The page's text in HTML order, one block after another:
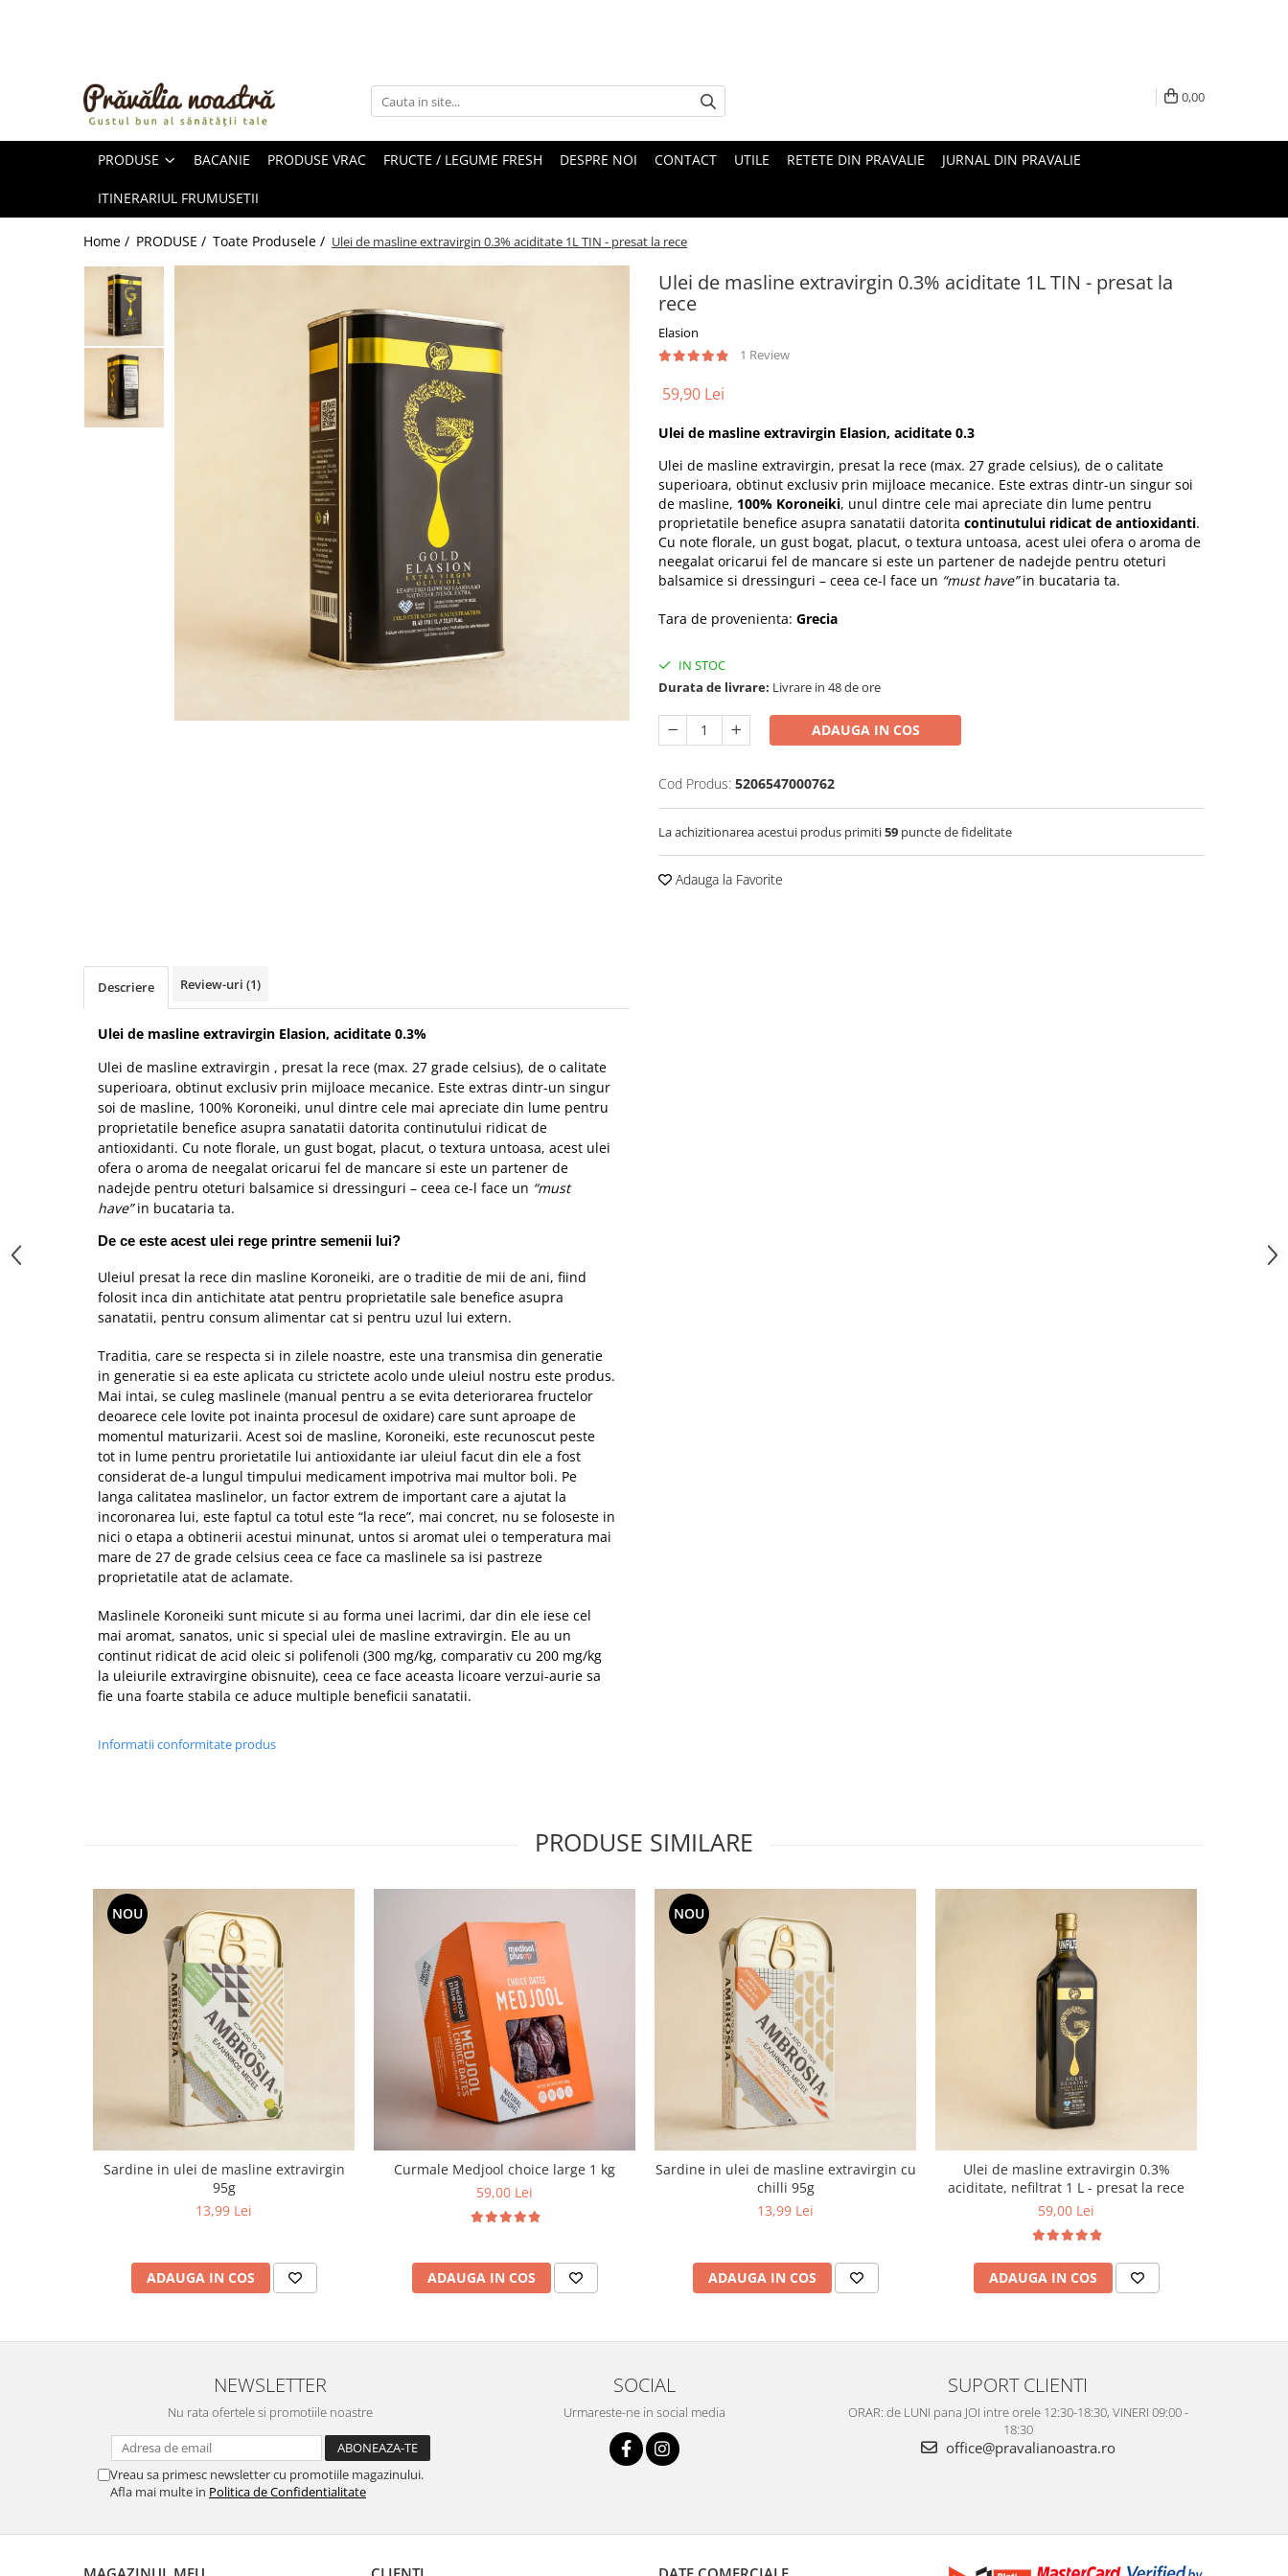
ULEIURI ȘI UNTURI
FRUCTE DESHIDRATATE
ÎNDULCITORI NATURALI / MIERE
FRUCTE LA CONSERVĂ
OȚETURI ȘI SOSURI
FĂINĂ FĂRĂ GLUTEN
BĂUTURI / LAPTE VEGETAL
OREZ ȘI CEREALE
0,00
PRODUSE BACANIE PRODUSE VRAC FRUCTE / LEGUME FRESH DESPRE NOI CONTACT UTILE RETETE DIN PRAVALIE JURNAL DIN PRAVALIE
ITINERARIUL FRUMUSETII
Home / PRODUSE / Toate Produsele / Ulei de masline extravirgin 0.3% aciditate 1L TIN - presat la rece
Ulei de masline extravirgin 0.3% aciditate 1L TIN - presat la
rece
Elasion
1 Review
59,90 Lei
Ulei de masline extravirgin Elasion, aciditate 0.3
Ulei de masline extravirgin, presat la rece (max. 27 grade celsius), de o calitate
superioara, obtinut exclusiv prin mijloace mecanice. Este extras dintr-un singur soi
de masline, 100% Koroneiki, unul dintre cele mai apreciate din lume pentru
proprietatile benefice asupra sanatatii datorita continutului ridicat de antioxidanti.
Cu note florale, un gust bogat, placut, o textura untoasa, acest ulei ofera o aroma de
neegalat oricarui fel de mancare si este un partener de nadejde pentru oteturi
balsamice si dressinguri – ceea ce-l face un “must have”in bucataria ta.
Tara de provenienta: Grecia
IN STOC
Durata de livrare: Livrare in 48 de ore
ADAUGA IN COS
Cod Produs: 5206547000762
La achizitionarea acestui produs primiti59 puncte de fidelitate
Adauga la Favorite
Descriere Review-uri (1)
Ulei de masline extravirgin Elasion, aciditate 0.3%
Ulei de masline extravirgin , presat la rece (max. 27 grade celsius), de o calitate
superioara, obtinut exclusiv prin mijloace mecanice. Este extras dintr-un singur
soi de masline, 100% Koroneiki, unul dintre cele mai apreciate din lume pentru
proprietatile benefice asupra sanatatii datorita continutului ridicat de
antioxidanti. Cu note florale, un gust bogat, placut, o textura untoasa, acest ulei
ofera o aroma de neegalat oricarui fel de mancare si este un partener de
nadejde pentru oteturi balsamice si dressinguri – ceea ce-l face un “must
have”in bucataria ta.
De ce este acest ulei rege printre semenii lui?
Uleiul presat la rece din masline Koroneiki, are o traditie de mii de ani, fiind
folosit inca din antichitate atat pentru proprietatile sale benefice asupra
sanatatii, pentru consum alimentar cat si pentru uzul lui extern.
Traditia, care se respecta si in zilele noastre, este una transmisa din generatie
in generatie si ea este aplicata cu strictete acolo unde uleiul nostru este produs.
Mai intai, se culeg maslinele (manual pentru a se evita deteriorarea fructelor
deoarece cele lovite pot inainta procesul de oxidare) care sunt aproape de
momentul maturizarii. Acest soi de masline, Koroneiki, este recunoscut peste
tot in lume pentru prorietatile lui antioxidante iar uleiul facut din ele a fost
considerat de-a lungul timpului medicament impotriva mai multor boli. Pe
langa calitatea maslinelor, un factor extrem de important care a ajutat la
incoronarea lui, este faptul ca totul este “la rece”, mai concret, nu se foloseste in
nici o etapa a obtinerii acestui minunat, untos si aromat ulei o temperatura mai
mare de 27 de grade celsius ceea ce face ca maslinele sa isi pastreze
proprietatile atat de aclamate.
Maslinele Koroneiki sunt micute si au forma unei lacrimi, dar din ele iese cel
mai aromat, sanatos, unic si special ulei de masline extravirgin. Ele au un
continut ridicat de acid oleic si polifenoli (300 mg/kg, comparativ cu 200 mg/kg
la uleiurile extravirgine obisnuite), ceea ce face aceasta licoare verzui-aurie sa
fie una foarte stabila ce aduce multiple beneficii sanatatii.
Informatii conformitate produs
PRODUSE SIMILARE
NOU
Sardine in ulei de masline extravirgin
95g
13,99 Lei
ADAUGA IN COS
Curmale Medjool choice large 1 kg
59,00 Lei
ADAUGA IN COS
NOU
Sardine in ulei de masline extravirgin cu
chilli 95g
13,99 Lei
ADAUGA IN COS
Ulei de masline extravirgin 0.3%
aciditate, nefiltrat 1 L - presat la rece
59,00 Lei
ADAUGA IN COS
NEWSLETTER
Nu rata ofertele si promotiile noastre
Vreau sa primesc newsletter cu promotiile magazinului.
Afla mai multe in Politica de Confidentialitate
SOCIAL
Urmareste-ne in social media
SUPORT CLIENTI
ORAR: de LUNI pana JOI intre orele 12:30-18:30, VINERI 09:00 -
18:30
office@pravalianoastra.ro